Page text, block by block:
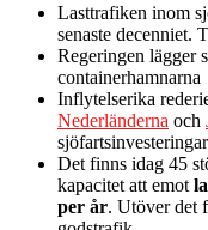
Lasttrafiken inom
senaste decenniet.
Regeringen lägger
containerhamnarna
Inflytelserika
Nederländerna och
Det finns idag 45
kapacitet att emot
per år. Utöver det